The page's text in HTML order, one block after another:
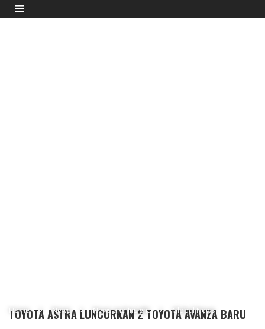
Home News News and Insight Global News
TOYOTA ASTRA LUNCURKAN 2 TOYOTA AVANZA BARU